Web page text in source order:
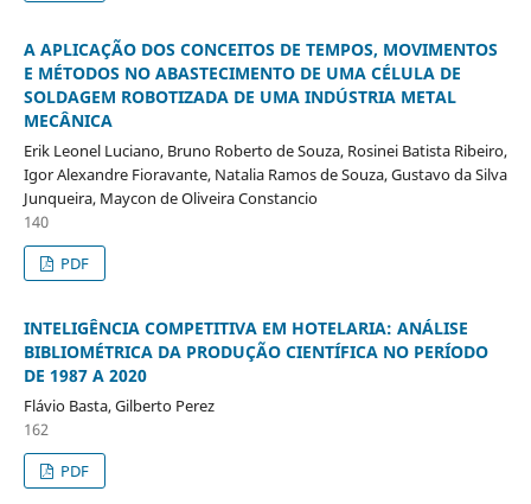
A APLICAÇÃO DOS CONCEITOS DE TEMPOS, MOVIMENTOS
E MÉTODOS NO ABASTECIMENTO DE UMA CÉLULA DE
SOLDAGEM ROBOTIZADA DE UMA INDÚSTRIA METAL
MECÂNICA
Erik Leonel Luciano, Bruno Roberto de Souza, Rosinei Batista Ribeiro,
Igor Alexandre Fioravante, Natalia Ramos de Souza, Gustavo da Silva
Junqueira, Maycon de Oliveira Constancio
140
PDF
INTELIGÊNCIA COMPETITIVA EM HOTELARIA: ANÁLISE
BIBLIOMÉTRICA DA PRODUÇÃO CIENTÍFICA NO PERÍODO
DE 1987 A 2020
Flávio Basta, Gilberto Perez
162
PDF